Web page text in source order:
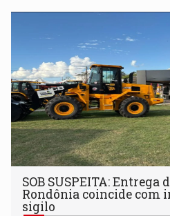
não ter entrado no modo
SOB SUSPEITA: Entrega
Rondônia coincide com
sigilo